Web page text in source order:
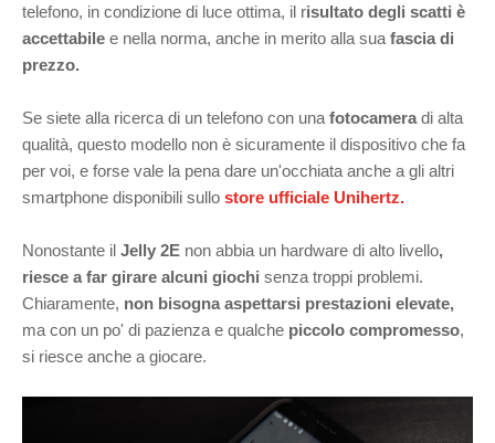
telefono, in condizione di luce ottima, il risultato degli scatti è
accettabile e nella norma, anche in merito alla sua fascia di
prezzo.
Se siete alla ricerca di un telefono con una fotocamera di alta
qualità, questo modello non è sicuramente il dispositivo che fa
per voi, e forse vale la pena dare un'occhiata anche a gli altri
smartphone disponibili sullo store ufficiale Unihertz.
Nonostante il Jelly 2E non abbia un hardware di alto livello,
riesce a far girare alcuni giochi senza troppi problemi.
Chiaramente, non bisogna aspettarsi prestazioni elevate,
ma con un po' di pazienza e qualche piccolo compromesso,
si riesce anche a giocare.